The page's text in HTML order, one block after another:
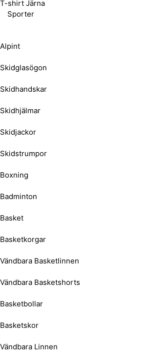
T-shirt Järna
Sporter
Alpint
Skidglasögon
Skidhandskar
Skidhjälmar
Skidjackor
Skidstrumpor
Boxning
Badminton
Basket
Basketkorgar
Vändbara Basketlinnen
Vändbara Basketshorts
Basketbollar
Basketskor
Vändbara Linnen